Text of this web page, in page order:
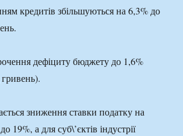
кредитів збільшуються на 6,3% до
дефіциту бюджету до 1,6%
зниження ставки податку на
19%, а для суб\’єктів індустрії